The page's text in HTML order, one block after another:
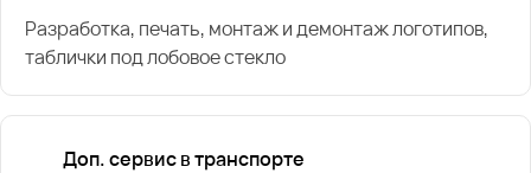
Разработка, печать, монтаж и демонтаж логотипов,
таблички под лобовое стекло
Доп. сервис в транспорте